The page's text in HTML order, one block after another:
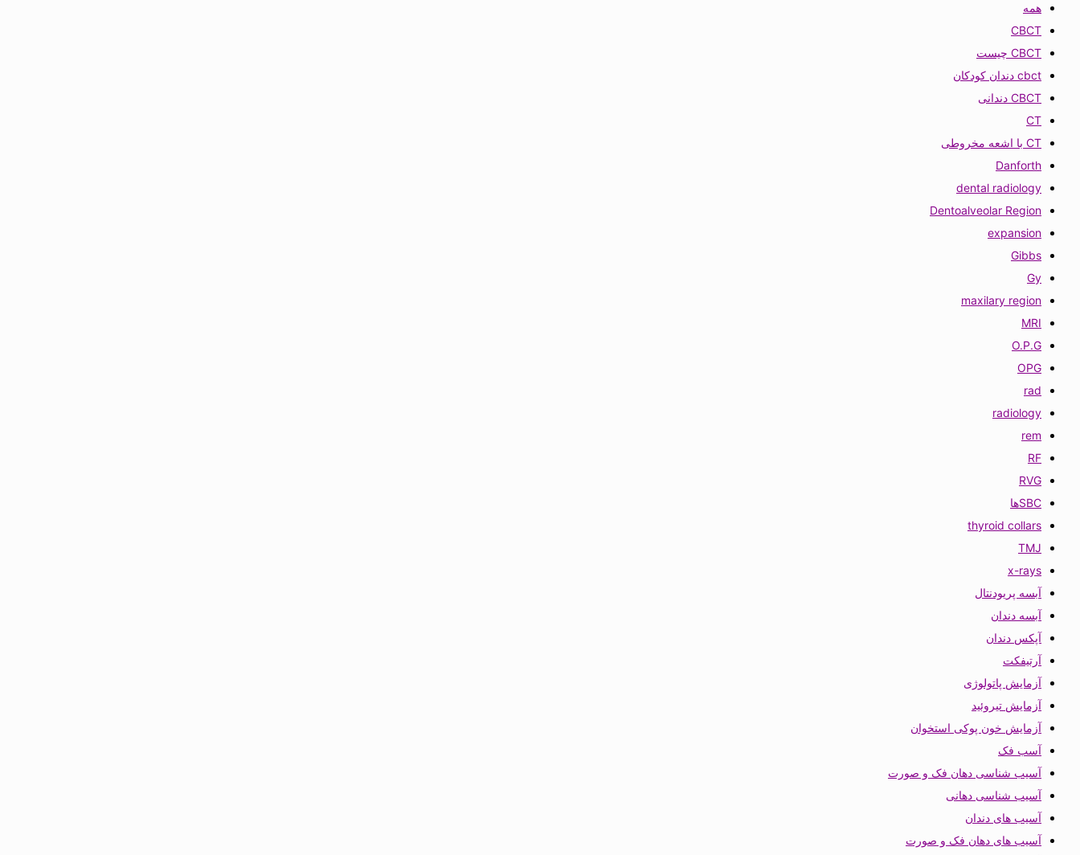
همه
CBCT
CBCT چیست
cbct دندان کودکان
CBCT دندانی
CT
CT با اشعه مخروطی
Danforth
dental radiology
Dentoalveolar Region
expansion
Gibbs
Gy
maxilary region
MRI
O.P.G
OPG
rad
radiology
rem
RF
RVG
SBCها
thyroid collars
TMJ
x-rays
آبسه پریودنتال
آبسه دندان
آپکس دندان
آرتیفکت
آزمایش پاتولوژی
آزمایش تیروئید
آزمایش خون پوکی استخوان
آسب فک
آسیب شناسی دهان فک و صورت
آسیب شناسی دهانی
آسیب های دندان
آسیب های دهان فک و صورت